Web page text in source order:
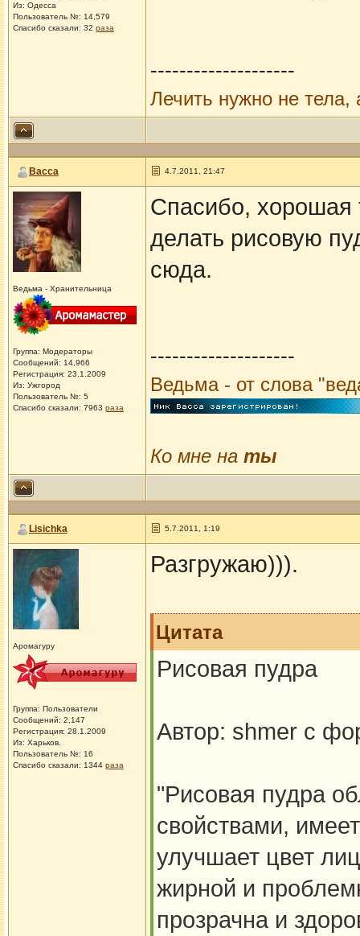
Из: Одесса
Пользователь №: 14,579
Спасибо сказали: 32 раза
--------------------
Лечить нужно не тела,
Васса 4.7.2011, 21:47
Ведьма - Хранительница
Группа: Модераторы
Сообщений: 14,966
Регистрация: 23.1.2009
Из: Ужгород
Пользователь №: 5
Спасибо сказали: 7963 раза
Спасибо, хорошая
делать рисовую
сюда.
--------------------
Ведьма - от слова
Ко мне на ты
Lisichka 5.7.2011, 1:19
Аромагуру
Группа: Пользователи
Сообщений: 2,147
Регистрация: 28.1.2009
Из: Харьков.
Пользователь №: 16
Спасибо сказали: 1344 раза
Разгружаю))).
Цитата
Рисовая пудра
Автор: shmer с
"Рисовая пудра
свойствами,
улучшает цвет
жирной и
прозрачна и